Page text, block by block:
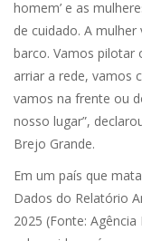
homem’ e as
de cuidado. A
barco. Vamos pilotar
arriar a rede, vamos
vamos na frente ou
nosso lugar”,
Brejo Grande.
Em um país que
Dados do Relatório
2025 (Fonte: